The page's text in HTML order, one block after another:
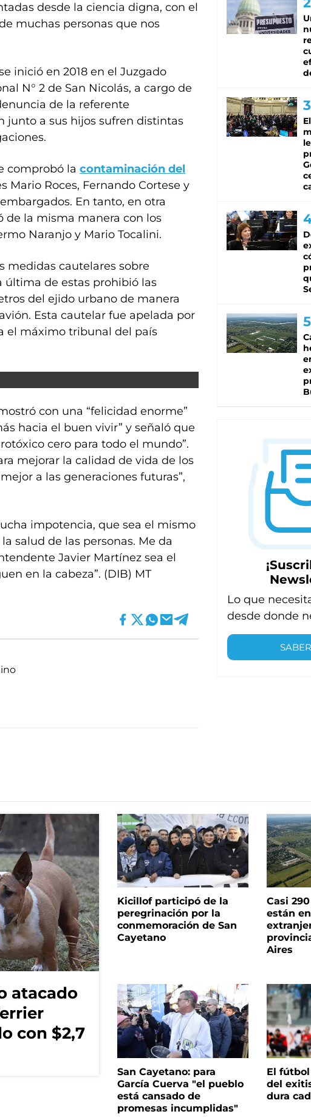
desde la ciencia digna, con el
muchas personas que nos
inició en 2018 en el Juzgado
N° 2 de San Nicolás, a cargo de
de la referente
junto a sus hijos sufren distintas
comprobó la contaminación del
Mario Roces, Fernando Cortese y
En tanto, en otra
de la misma manera con los
Naranjo y Mario Tocalini.
medidas cautelares sobre
última de estas prohibió las
del ejido urbano de manera
Esta cautelar fue apelada por
el máximo tribunal del país
con una “felicidad enorme”
hacia el buen vivir” y señaló que
cero para todo el mundo”.
mejorar la calidad de vida de los
a las generaciones futuras”,
impotencia, que sea el mismo
salud de las personas. Me da
Javier Martínez sea el
en la cabeza”. (DIB) MT
Lo que
desde donde
atacado
con $2,7
Kicillof participó de la
peregrinación por la
conmemoración de San
Cayetano
Casi
están
Aires
San Cayetano: para
García Cuerva "el pueblo
está cansado de
promesas incumplidas"
El
del
dura